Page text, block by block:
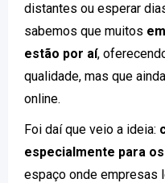
distantes ou esperar
sabemos que muitos
estão por aí,
qualidade, mas que
online.
Foi daí que veio a ideia:
especialmente para
espaço onde empresas